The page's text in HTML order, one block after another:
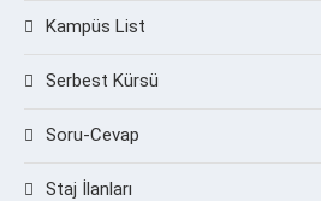
Kampüs List
Serbest Kürsü
Soru-Cevap
Staj İlanları